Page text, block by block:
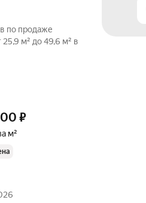
по продаже
м² до 49,6 м² в
₽
м²